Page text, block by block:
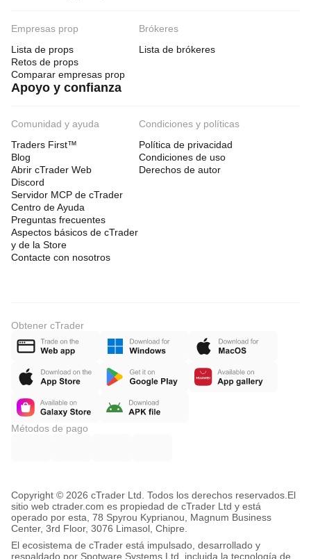
Empresas prop
Lista de props
Retos de props
Comparar empresas prop
Brókeres
Lista de brókeres
Apoyo y confianza
Comunidad y ayuda
Traders First™
Blog
Abrir cTrader Web
Discord
Servidor MCP de cTrader
Centro de Ayuda
Preguntas frecuentes
Aspectos básicos de cTrader
y de la Store
Contacte con nosotros
Condiciones y políticas
Política de privacidad
Condiciones de uso
Derechos de autor
Obtener cTrader
Métodos de pago
Copyright © 2026 cTrader Ltd. Todos los derechos reservados. El
sitio web ctrader.com es propiedad de cTrader Ltd y está
operado por esta, 78 Spyrou Kyprianou, Magnum Business
Center, 3rd Floor, 3076 Limasol, Chipre.
El ecosistema de cTrader está impulsado, desarrollado y
respaldado por Spotware Systems Ltd, incluida la tecnología de